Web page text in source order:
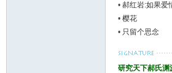
• 郝红岩:如果爱
• 樱花
• 只留个思念
研究天下郝氏渊